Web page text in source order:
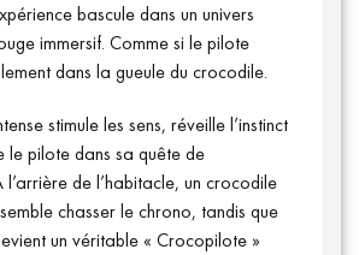
bascule dans un univers
immersif. Comme si le pilote
dans la gueule du crocodile.
stimule les sens, réveille l’instinct
le pilote dans sa quête de
de l’habitacle, un crocodile
chasser le chrono, tandis que
un véritable « Crocopilote »